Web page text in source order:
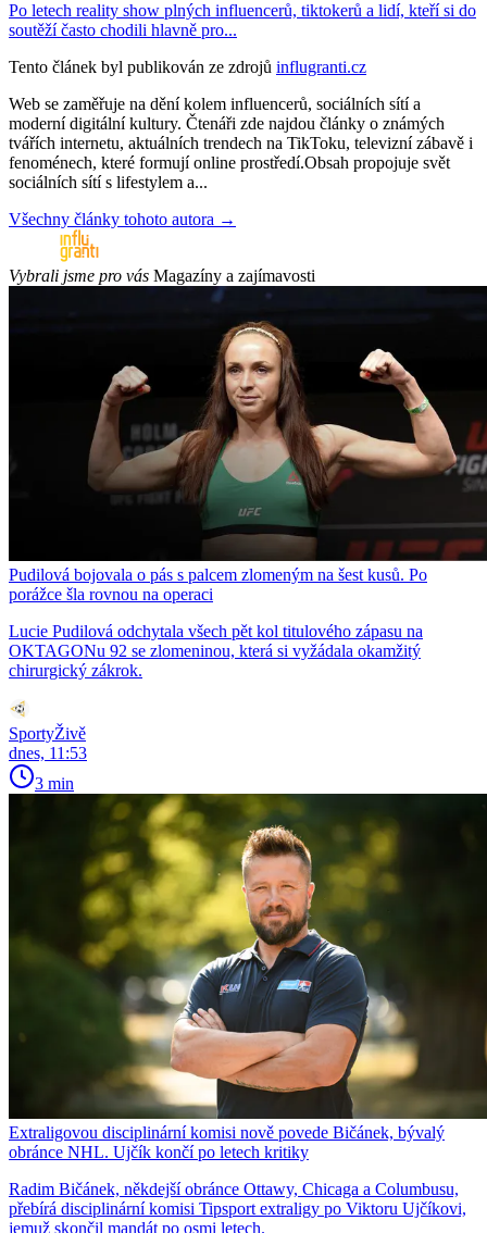
Po letech reality show plných influencerů, tiktokerů a lidí, kteří si do
soutěží často chodili hlavně pro...
Tento článek byl publikován ze zdrojů influgranti.cz
Web se zaměřuje na dění kolem influencerů, sociálních sítí a
moderní digitální kultury. Čtenáři zde najdou články o známých
tvářích internetu, aktuálních trendech na TikToku, televizní zábavě i
fenoménech, které formují online prostředí.Obsah propojuje svět
sociálních sítí s lifestylem a...
Všechny články tohoto autora →
Vybrali jsme pro vás Magazíny a zajímavosti
Pudilová bojovala o pás s palcem zlomeným na šest kusů. Po
porážce šla rovnou na operaci
Lucie Pudilová odchytala všech pět kol titulového zápasu na
OKTAGONu 92 se zlomeninou, která si vyžádala okamžitý
chirurgický zákrok.
SportyŽivě
dnes, 11:53
3 min
Extraligovou disciplinární komisi nově povede Bičánek, bývalý
obránce NHL. Ujčík končí po letech kritiky
Radim Bičánek, někdejší obránce Ottawy, Chicaga a Columbusu,
přebírá disciplinární komisi Tipsport extraligy po Viktoru Ujčíkovi,
jemuž skončil mandát po osmi letech.